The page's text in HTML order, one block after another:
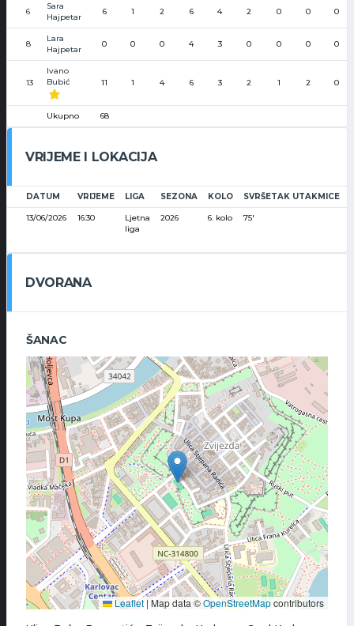
6
Sara
Hajpetar
6 1 2 6 4 2 0 0 0
8
Lara
Hajpetar
0 0 0 4 3 0 0 0 0
13
Ivano
Bubić
11 1 4 6 3 2 1 2 0
Ukupno 68
VRIJEME I LOKACIJA
DATUM VRIJEME LIGA SEZONA KOLO SVRŠETAK UTAKMICE
13/06/2026 16:30
Ljetna
liga
2026 6. kolo 75'
DVORANA
ŠANAC
Leaflet | Map data ©OpenStreetMapcontributors